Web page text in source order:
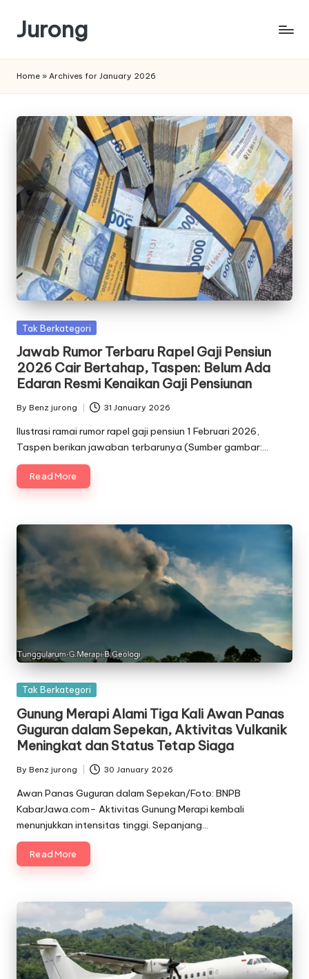
content
Jurong
Home » Archives for January 2026
Posted
Tak Berkategori
Jawab Rumor Terbaru Rapel Gaji Pensiun
2026 Cair Bertahap, Taspen: Belum Ada
Edaran Resmi Kenaikan Gaji Pensiunan
Posted
by
By Benz jurong 31 January 2026
Ilustrasi ramai rumor rapel gaji pensiun 1 Februari 2026,
Taspen berikan jawaban terbarunya (Sumber gambar:…
Read More
Posted
Tak Berkategori
Gunung Merapi Alami Tiga Kali Awan Panas
Guguran dalam Sepekan, Aktivitas Vulkanik
Meningkat dan Status Tetap Siaga
Posted
by
By Benz jurong 30 January 2026
Awan Panas Guguran dalam Sepekan/Foto: BNPB
KabarJawa.com– Aktivitas Gunung Merapi kembali
menunjukkan intensitas tinggi. Sepanjang…
Read More